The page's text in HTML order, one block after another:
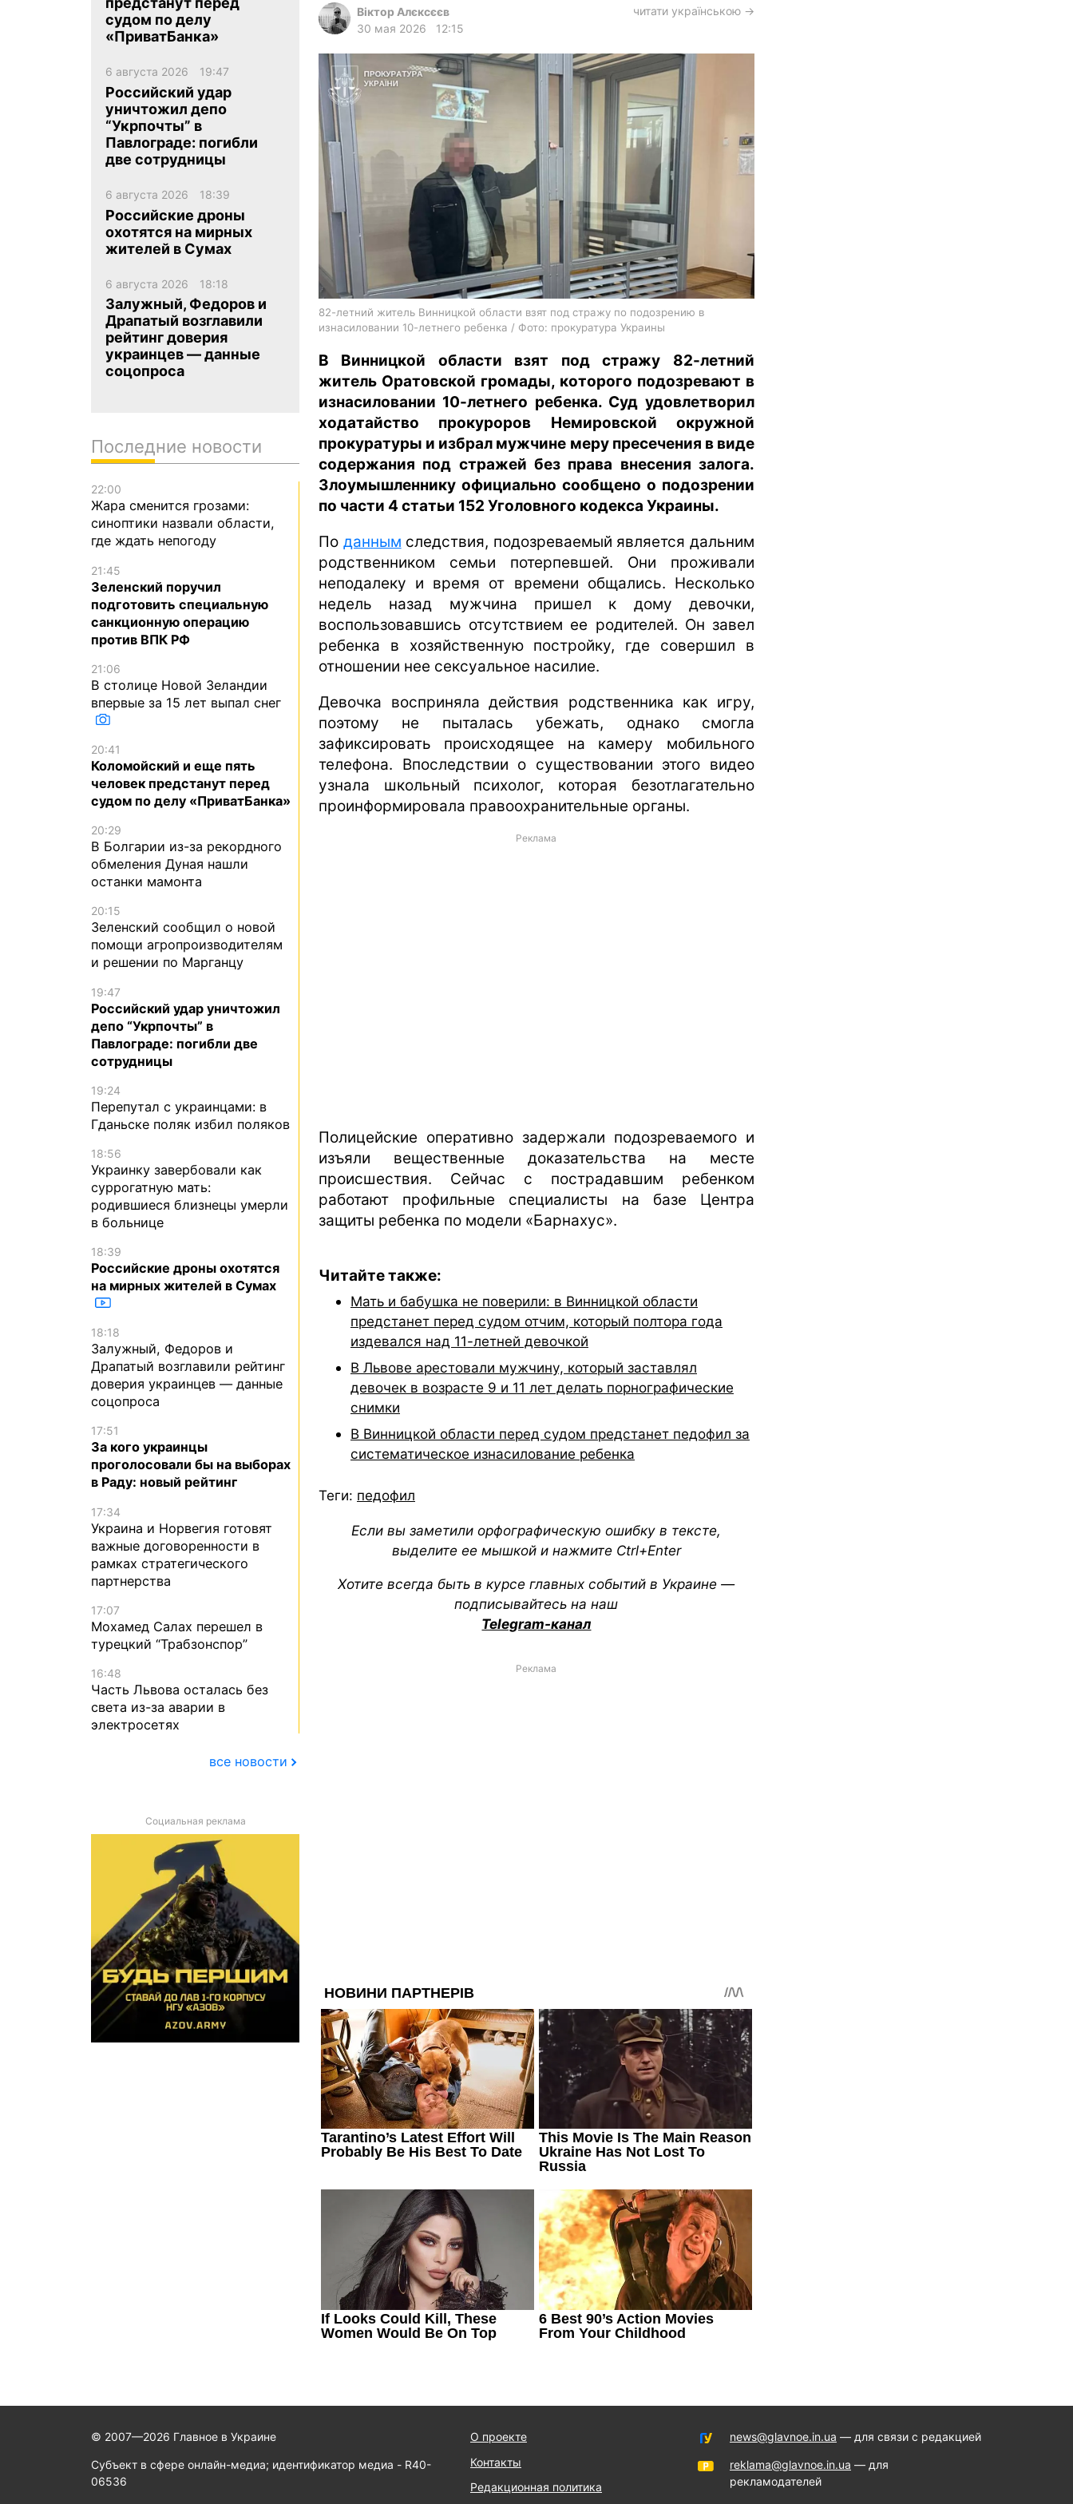
gambling
en
Віктор Алєксєєв
30 мая 2026
12:15
читати українською →
82-летний житель Винницкой области взят под стражу по подозрению в
изнасиловании 10-летнего ребенка / Фото: прокуратура Украины
В Винницкой области взят под стражу 82-летний
житель Оратовской громады, которого подозревают в
изнасиловании 10-летнего ребенка. Суд удовлетворил
ходатайство прокуроров Немировской окружной
прокуратуры и избрал мужчине меру пресечения в виде
содержания под стражей без права внесения залога.
Злоумышленнику официально сообщено о подозрении
по части 4 статьи 152 Уголовного кодекса Украины.
По данным следствия, подозреваемый является дальним
родственником семьи потерпевшей. Они проживали
неподалеку и время от времени общались. Несколько
недель назад мужчина пришел к дому девочки,
воспользовавшись отсутствием ее родителей. Он завел
ребенка в хозяйственную постройку, где совершил в
отношении нее сексуальное насилие.
Девочка восприняла действия родственника как игру,
поэтому не пыталась убежать, однако смогла
зафиксировать происходящее на камеру мобильного
телефона. Впоследствии о существовании этого видео
узнала школьный психолог, которая безотлагательно
проинформировала правоохранительные органы.
Реклама
Полицейские оперативно задержали подозреваемого и
изъяли вещественные доказательства на месте
происшествия. Сейчас с пострадавшим ребенком
работают профильные специалисты на базе Центра
защиты ребенка по модели «Барнахус».
Читайте также:
Мать и бабушка не поверили: в Винницкой области
предстанет перед судом отчим, который полтора года
издевался над 11-летней девочкой
В Львове арестовали мужчину, который заставлял
девочек в возрасте 9 и 11 лет делать порнографические
снимки
В Винницкой области перед судом предстанет педофил за
систематическое изнасилование ребенка
Теги: педофил
Если вы заметили орфографическую ошибку в тексте,
выделите ее мышкой и нажмите Ctrl+Enter
Хотите всегда быть в курсе главных событий в Украине —
подписывайтесь на наш
Telegram-канал
Реклама
судом по делу
«ПриватБанка»
6 августа 2026 19:47
Российский удар
уничтожил депо
“Укрпочты” в
Павлограде: погибли
две сотрудницы
6 августа 2026 18:39
Российские дроны
охотятся на мирных
жителей в Сумах
6 августа 2026 18:18
Залужный, Федоров и
Драпатый возглавили
рейтинг доверия
украинцев — данные
соцопроса
Последние новости
22:00
Жара сменится грозами:
синоптики назвали области,
где ждать непогоду
21:45
Зеленский поручил
подготовить специальную
санкционную операцию
против ВПК РФ
21:06
В столице Новой Зеландии
впервые за 15 лет выпал снег
20:41
Коломойский и еще пять
человек предстанут перед
судом по делу «ПриватБанка»
20:29
В Болгарии из-за рекордного
обмеления Дуная нашли
останки мамонта
20:15
Зеленский сообщил о новой
помощи агропроизводителям
и решении по Марганцу
19:47
Российский удар уничтожил
депо “Укрпочты” в
Павлограде: погибли две
сотрудницы
19:24
Перепутал с украинцами: в
Гданьске поляк избил поляков
18:56
Украинку завербовали как
суррогатную мать:
родившиеся близнецы умерли
в больнице
18:39
Российские дроны охотятся
на мирных жителей в Сумах
18:18
Залужный, Федоров и
Драпатый возглавили рейтинг
доверия украинцев — данные
соцопроса
17:51
За кого украинцы
проголосовали бы на выборах
в Раду: новый рейтинг
17:34
Украина и Норвегия готовят
важные договоренности в
рамках стратегического
партнерства
17:07
Мохамед Салах перешел в
турецкий “Трабзонспор”
16:48
Часть Львова осталась без
света из-за аварии в
электросетях
все новости
Социальная реклама
© 2007—2026 Главное в Украине
Субъект в сфере онлайн-медиа; идентификатор медиа - R40-
06536
О проекте
Контакты
Редакционная политика
news@glavnoe.in.ua — для связи с редакцией
reklama@glavnoe.in.ua — для
рекламодателей